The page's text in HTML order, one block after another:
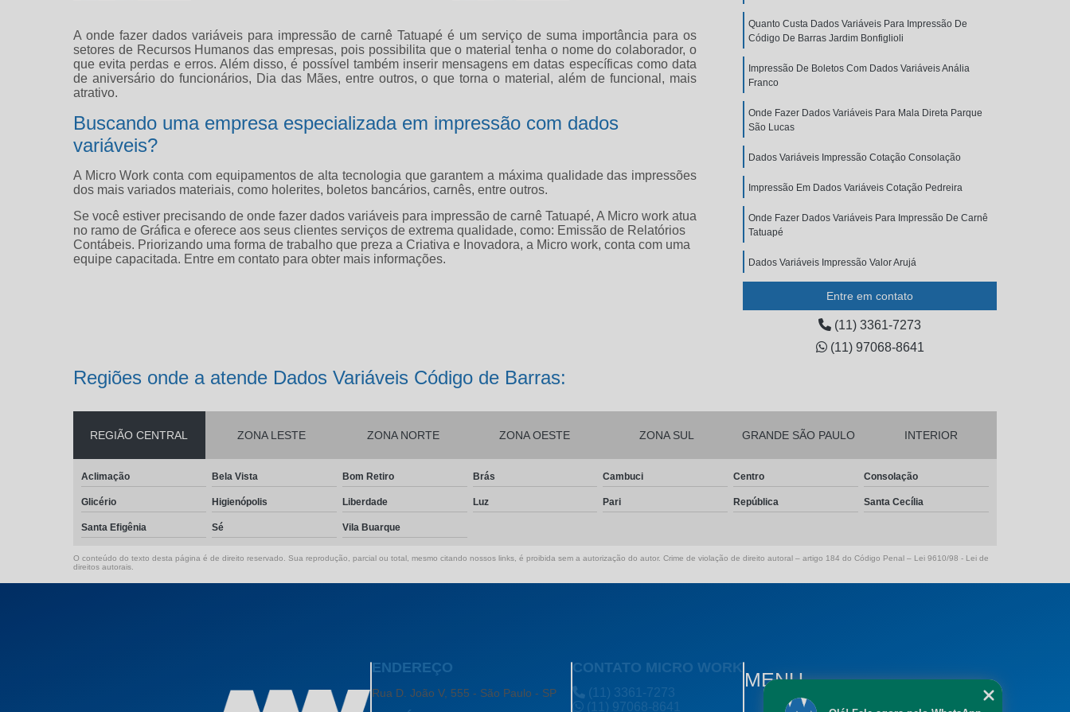
A onde fazer dados variáveis para impressão de carnê Tatuapé é um serviço de suma importância para os
setores de Recursos Humanos das empresas, pois possibilita que o material tenha o nome do colaborador, o
que evita perdas e erros. Além disso, é possível também inserir mensagens em datas específicas como data
de aniversário do funcionários, Dia das Mães, entre outros, o que torna o material, além de funcional, mais
atrativo.
Buscando uma empresa especializada em impressão com dados
variáveis?
A Micro Work conta com equipamentos de alta tecnologia que garantem a máxima qualidade das impressões
dos mais variados materiais, como holerites, boletos bancários, carnês, entre outros.
Se você estiver precisando de onde fazer dados variáveis para impressão de carnê Tatuapé, A Micro work atua
no ramo de Gráfica e oferece aos seus clientes serviços de extrema qualidade, como: Emissão de Relatórios
Contábeis. Priorizando uma forma de trabalho que preza a Criativa e Inovadora, a Micro work, conta com uma
equipe capacitada. Entre em contato para obter mais informações.
Quanto Custa Dados Variáveis Para Impressão De
Código De Barras Jardim Bonfiglioli
Impressão De Boletos Com Dados Variáveis Anália
Franco
Onde Fazer Dados Variáveis Para Mala Direta Parque
São Lucas
Dados Variáveis Impressão Cotação Consolação
Impressão Em Dados Variáveis Cotação Pedreira
Onde Fazer Dados Variáveis Para Impressão De Carnê
Tatuapé
Dados Variáveis Impressão Valor Arujá
Mala Direta Com Dados Variáveis Cotação Cambuci
Impressão Em Dados Variáveis Cidade Patriarca
Entre em contato
(11) 3361-7273
(11) 97068-8641
Regiões onde a atende Dados Variáveis Código de Barras:
REGIÃO CENTRAL ZONA LESTE ZONA NORTE ZONA OESTE ZONA SUL GRANDE SÃO PAULO INTERIOR
Aclimação Bela Vista Bom Retiro Brás Cambuci Centro Consolação
Glicério Higienópolis Liberdade Luz Pari República Santa Cecília
Santa Efigênia Sé Vila Buarque
O conteúdo do texto desta página é de direito reservado. Sua reprodução, parcial ou total, mesmo citando nossos links, é proibida sem a autorização do autor. Crime de violação de direito autoral – artigo 184 do Código Penal – Lei 9610/98 - Lei de
direitos autorais
ENDEREÇO
Rua D. João V, 555 - São Paulo - SP
CONTATO MICRO WORK
(11) 3361-7273
(11) 97068-8641
MENU